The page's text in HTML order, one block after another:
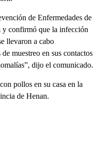
de Enfermedades de
y confirmó que la infección
llevaron a cabo
muestreo en sus contactos
dijo el comunicado.
pollos en su casa en la
de Henan.